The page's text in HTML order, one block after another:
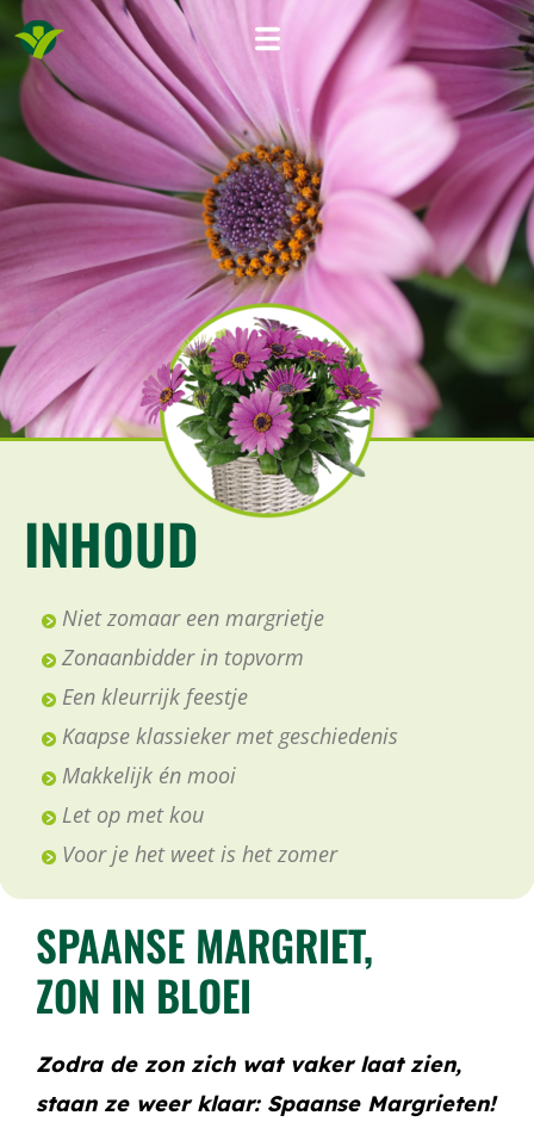
INHOUD
Niet zomaar een margrietje
Zonaanbidder in topvorm
Een kleurrijk feestje
Kaapse klassieker met geschiedenis
Makkelijk én mooi
Let op met kou
Voor je het weet is het zomer
SPAANSE MARGRIET,
ZON IN BLOEI
Zodra de zon zich wat vaker laat zien,
staan ze weer klaar: Spaanse Margrieten!